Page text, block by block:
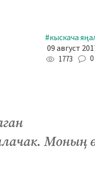
#кыскача
09 август
1773 0
Моның